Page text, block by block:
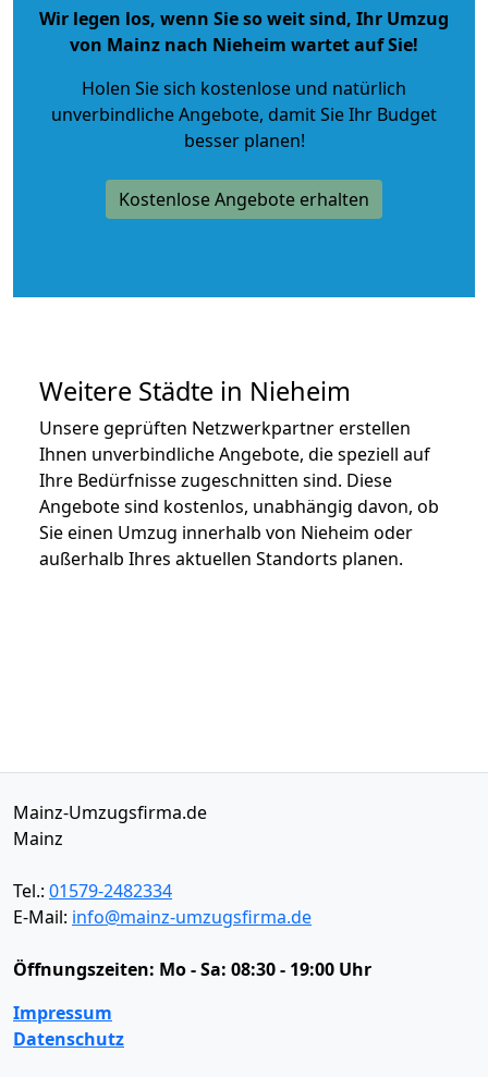
Wir legen los, wenn Sie so weit sind, Ihr Umzug
von Mainz nach Nieheim wartet auf Sie!
Holen Sie sich kostenlose und natürlich
unverbindliche Angebote, damit Sie Ihr Budget
besser planen!
Kostenlose Angebote erhalten
Weitere Städte in Nieheim
Unsere geprüften Netzwerkpartner erstellen
Ihnen unverbindliche Angebote, die speziell auf
Ihre Bedürfnisse zugeschnitten sind. Diese
Angebote sind kostenlos, unabhängig davon, ob
Sie einen Umzug innerhalb von Nieheim oder
außerhalb Ihres aktuellen Standorts planen.
Mainz-Umzugsfirma.de
Mainz
Tel.: 01579-2482334
E-Mail: info@mainz-umzugsfirma.de
Öffnungszeiten: Mo - Sa: 08:30 - 19:00 Uhr
Impressum
Datenschutz